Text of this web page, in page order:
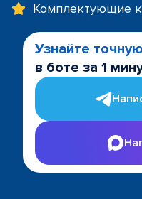
Комплектующие
Узнайте
в боте за 1